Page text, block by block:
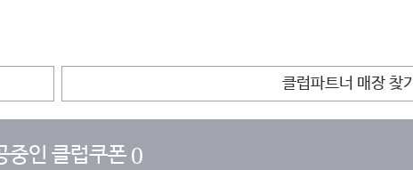
클럽파트너 매장 찾기
중인 클럽쿠폰 0